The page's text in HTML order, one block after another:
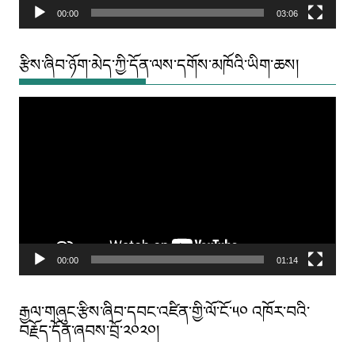
00:00 03:06
རྩིས་ཞིབ་ཉོག་མེད་ཀྱི་དོན་ལས་དགོས་མཁོའི་ཡིག་ཆས།
00:00 01:14
རྒྱལ་གཞུང་རྩིས་ཞིབ་དབང་འཛིན་གྱི་ལོ་ངོ་༥༠ འཁོར་བའི་
བརྗོད་དོན་ཞབས་བྲོ་༢༠༢༠།